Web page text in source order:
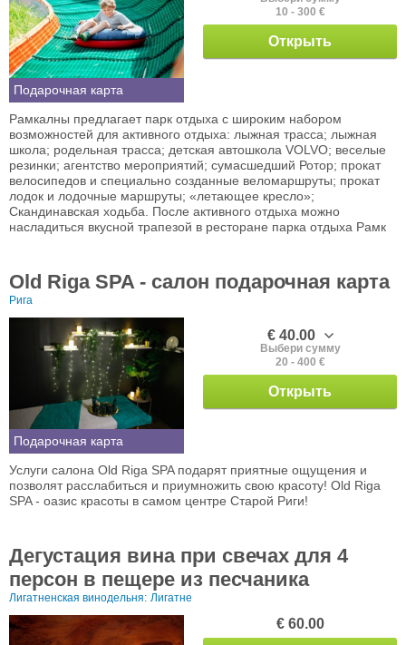
Подарочная карта
10 - 300 €
Открыть
Рамкалны предлагает парк отдыха с широким набором
возможностей для активного отдыха: лыжная трасса; лыжная
школа; родельная трасса; детская автошкола VOLVO; веселые
резинки; агентство мероприятий; сумасшедший Ротор; прокат
велосипедов и специально созданные веломаршруты; прокат
лодок и лодочные маршруты; «летающее кресло»;
Скандинавская ходьба. После активного отдыха можно
насладиться вкусной трапезой в ресторане парка отдыха Рамк
Old Riga SPA - салон подарочная карта
Рига
Подарочная карта
€ 40.00
Выбери сумму
20 - 400 €
Открыть
Услуги салона Old Riga SPA подарят приятные ощущения и
позволят расслабиться и приумножить свою красоту! Old Riga
SPA - оазис красоты в самом центре Старой Риги!
Дегустация винa при свечах для 4
персон в пещере из песчаника
Лигатненская винодельня: Лигатне
€ 60.00